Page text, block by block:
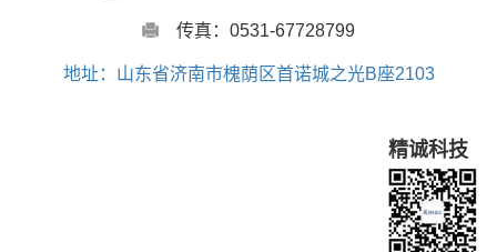
传真：0531-67728799
地址：山东省济南市槐荫区首诺城之光B座2103
精诚科技